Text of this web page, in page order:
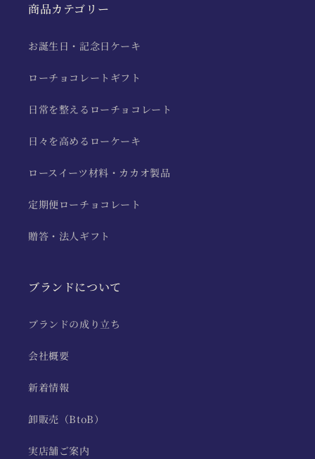
商品カテゴリー
お誕生日・記念日ケーキ
ローチョコレートギフト
日常を整えるローチョコレート
日々を高めるローケーキ
ロースイーツ材料・カカオ製品
定期便ローチョコレート
贈答・法人ギフト
ブランドについて
ブランドの成り立ち
会社概要
新着情報
卸販売（BtoB）
実店舗ご案内